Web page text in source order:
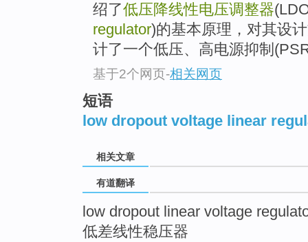
绍了低压降线性电压调整器
regulator)的基本原理，对其设
计了一个低压、高电源抑制
基于2个网页-相关网页
短语
low dropout voltage linear
相关文章
有道翻译
low dropout linear voltage
低差线性稳压器